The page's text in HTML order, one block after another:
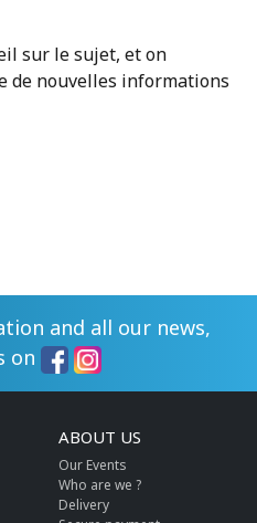
sur le sujet, et on
de nouvelles informations
and all our news,
on
ABOUT US
Our Events
Who are we ?
Delivery